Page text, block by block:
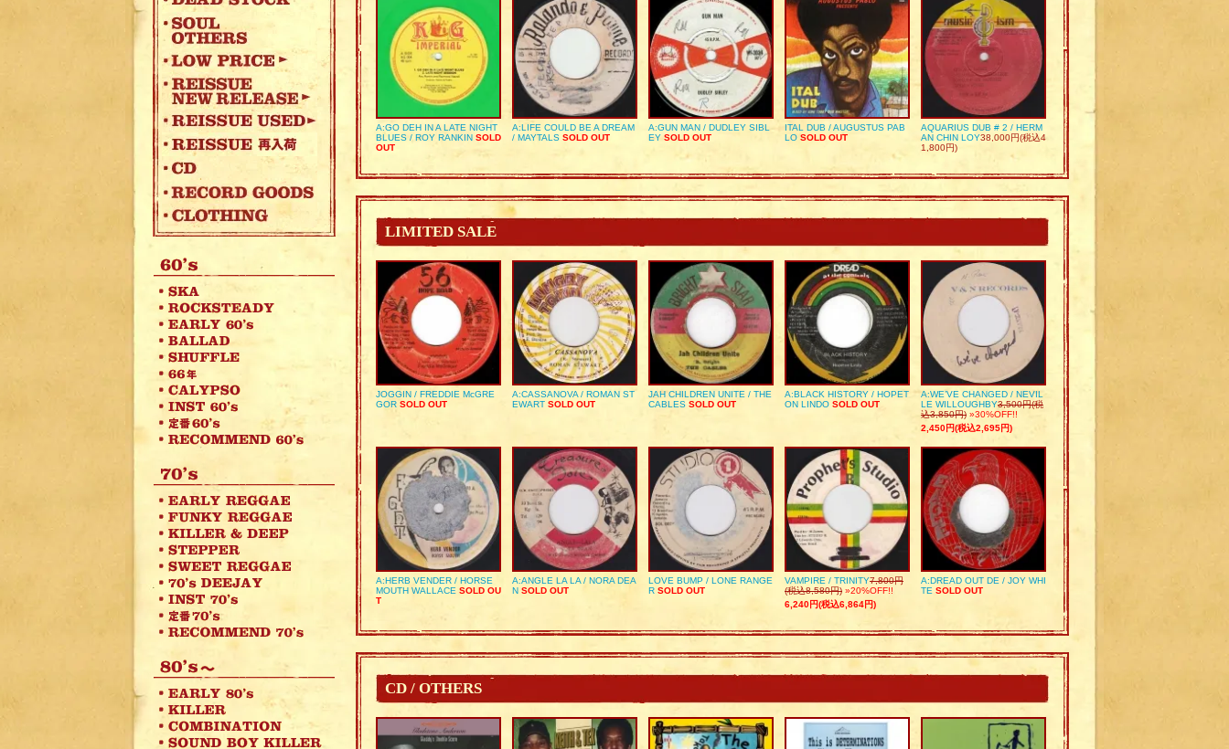
A:GO DEH IN A LATE NIGHT
BLUES / ROY RANKIN SOLD
OUT
A:LIFE COULD BE A DREAM
/ MAYTALS SOLD OUT
A:GUN MAN / DUDLEY SIBL
EY SOLD OUT
ITAL DUB / AUGUSTUS PAB
LO SOLD OUT
AQUARIUS DUB # 2 / HERM
AN CHIN LOY38,000円(税込4
1,800円)
LIMITED SALE
JOGGIN / FREDDIE McGRE
GOR SOLD OUT
A:CASSANOVA / ROMAN ST
EWART SOLD OUT
JAH CHILDREN UNITE / THE
CABLES SOLD OUT
A:BLACK HISTORY / HOPET
ON LINDO SOLD OUT
A:WE’VE CHANGED / NEVIL
LE WILLOUGHBY3,500円(税
込3,850円) »30%OFF!!
2,450円(税込2,695円)
A:HERB VENDER / HORSE
MOUTH WALLACE SOLD OU
T
A:ANGLE LA LA / NORA DEA
N SOLD OUT
LOVE BUMP / LONE RANGE
R SOLD OUT
VAMPIRE / TRINITY7,800円
(税込8,580円) »20%OFF!!
6,240円(税込6,864円)
A:DREAD OUT DE / JOY WHI
TE SOLD OUT
CD / OTHERS